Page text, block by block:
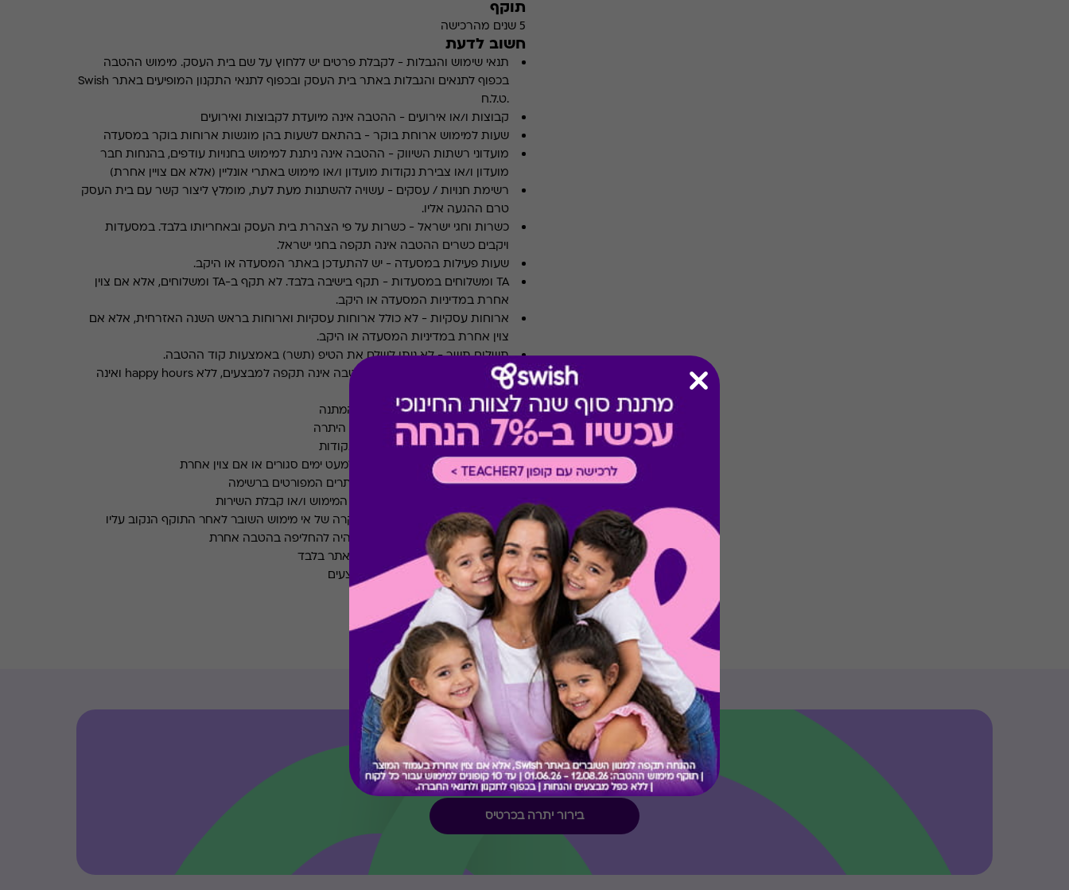
תוקף
5 שנים מהרכישה
חשוב לדעת
תנאי שימוש והגבלות - לקבלת פרטים יש ללחוץ על שם בית העסק. מימוש ההטבה
בכפוף לתנאים והגבלות באתר בית העסק ובכפוף לתנאי התקנון המופיעים באתר Swish
.ט.ל.ח
קבוצות ו/או אירועים - ההטבה אינה מיועדת לקבוצות ואירועים
שעות למימוש ארוחת בוקר -בהתאם לשעות בהן מוגשות ארוחות בוקר במסעדה
מועדוני רשתות השיווק - ההטבה אינה ניתנת למימוש בחנויות עודפים, בהנחות חבר
מועדון ו/או צבירת נקודות מועדון ו/או מימוש באתרי אונליין (אלא אם צויין אחרת)
רשימת חנויות / עסקים -עשויה להשתנות מעת לעת, מומלץ ליצור קשר עם בית העסק
טרם ההגעה אליו.
כשרות וחגי ישראל -כשרות על פי הצהרת בית העסק ובאחריותו בלבד. במסעדות
ויקבים כשרים ההטבה אינה תקפה בחגי ישראל.
שעות פעילות במסעדה -יש להתעדכן באתר המסעדה או היקב.
TA ומשלוחים במסעדות
-
תקף בישיבה בלבד. לא תקף ב-TA ומשלוחים, אלא אם צוין
אחרת במדיניות המסעדה או היקב.
ארוחות עסקיות - לא כולל ארוחות עסקיות וארוחות בראש השנה האזרחית, אלא אם
צוין אחרת במדיניות המסעדה או היקב.
תשלום תשר-לא ניתן לשלם את הטיפ (תשר) באמצעות קוד ההטבה.
מבצעים במסעדות/יקבים
ההטבה אינה תקפה למבצעים, ללא happy hours ואינה
כוללת 10% הנחה לתושבי אילת
* בתוקף ל-5 שנים מעת בחירת המתנה
* המימוש הינו רב פעמי עד לסיום היתרה
* לא כולל הנחות מועדון/צבירת נקודות
* ניתן למימוש בכל ימות השבוע למעט ימים סגורים או אם צוין אחרת
* יש להגיע עם הקוד לאחד מהאתרים המפורטים ברשימה
* יש להציג את השובר/ קוד טרם המימוש ו/או קבלת השירות
* לא תינתן תמורה ו/או פיצוי במקרה של אי מימוש השובר לאחר התוקף הנקוב עליו
* לאחר בחירת ההטבה לא ניתן יהיה להחליפה בהטבה אחרת
* טיב השירותים הינם באחריות האתר בלבד
* לא תקף לארוחות עסקיות ומבצעים
* לא מיועד לקבוצות ואירועים
קיבלת מתנה כזו?
בירור יתרה בכרטיס